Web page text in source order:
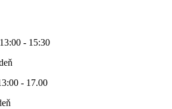
- 15:30
- 17.00